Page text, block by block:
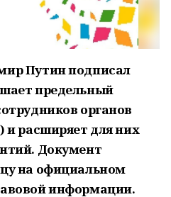
Путин подписал
предельный
органов
и расширяет для них
Документ
на официальном
информации.